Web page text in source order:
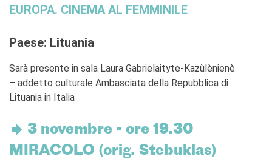
EUROPA. CINEMA AL FEMMINILE
Paese: Lituania
Sarà presente in sala Laura Gabrielaityte-Kazùlènienè
– addetto culturale Ambasciata della Repubblica di
Lituania in Italia
3 novembre - ore 19.30
MIRACOLO (orig. Stebuklas)